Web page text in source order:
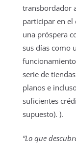
transbordador
participar en el
una próspera
sus días como
serie de
planos e
suficientes
supuesto). ).
“Lo que